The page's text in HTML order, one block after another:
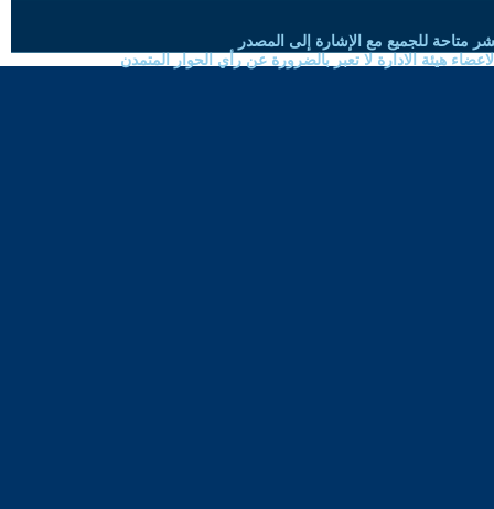
متاحة للجميع مع الإشارة إلى المصدر
هيئة الادارة لا تعبر بالضرورة عن رأي الحوار المتمدن